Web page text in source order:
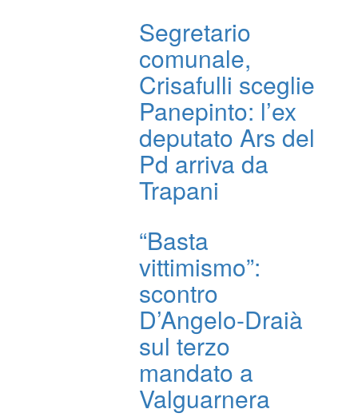
Segretario
comunale,
Crisafulli sceglie
Panepinto: l’ex
deputato Ars del
Pd arriva da
Trapani
“Basta
vittimismo”:
scontro
D’Angelo-Draià
sul terzo
mandato a
Valguarnera